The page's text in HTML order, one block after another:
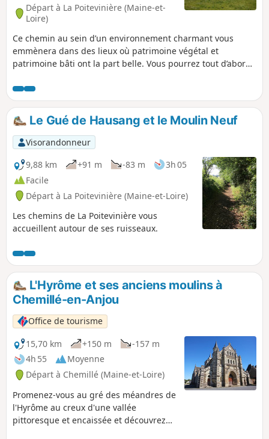
Départ à La Poitevinière (Maine-et-
Loire)
Ce chemin au sein d’un environnement charmant vous
emmènera dans des lieux où patrimoine végétal et
patrimoine bâti ont la part belle. Vous pourrez tout d’abord
avec ses grands espaces structurés par des haies
bocagères denses et de nombreux bosquets. Ce paysage
est l’héritage d’une campagne structurée par un maillage
dense de haies bocagères et de landes.
Le Gué de Hausang et le Moulin Neuf
Visorandonneur
9,88 km
+91 m -83 m
3h 05
Facile
Départ à La Poitevinière (Maine-et-Loire)
Les chemins de La Poitevinière vous
accueillent autour de ses ruisseaux.
L'Hyrôme et ses anciens moulins à
Chemillé-en-Anjou
Office de tourisme
15,70 km
+150 m
-157 m
4h 55
Moyenne
Départ à Chemillé (Maine-et-Loire)
Promenez-vous au gré des méandres de
l'Hyrôme au creux d'une vallée
pittoresque et encaissée et découvrez